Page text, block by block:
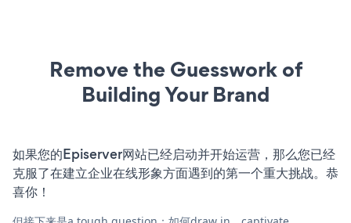
Remove the Guesswork of
Building Your Brand
如果您的Episerver网站已经启动并开始运营，那么您已经
克服了在建立企业在线形象方面遇到的第一个重大挑战。恭
喜你！